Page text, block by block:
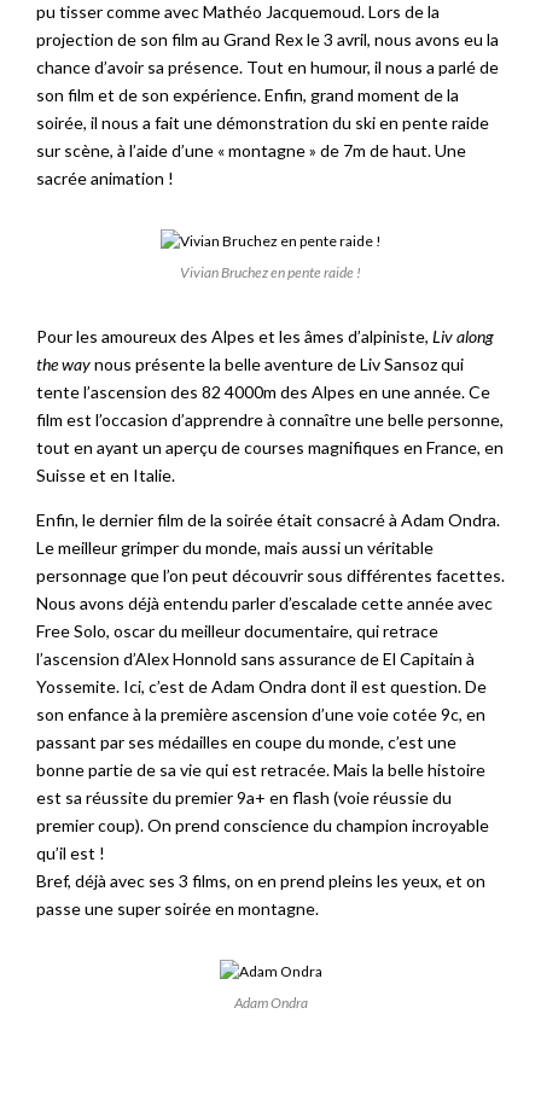
pu tisser comme avec Mathéo Jacquemoud. Lors de la
projection de son film au Grand Rex le 3 avril, nous avons eu la
chance d’avoir sa présence. Tout en humour, il nous a parlé de
son film et de son expérience. Enfin, grand moment de la
soirée, il nous a fait une démonstration du ski en pente raide
sur scène, à l’aide d’une « montagne » de 7m de haut. Une
sacrée animation !
Vivian Bruchez en pente raide !
Pour les amoureux des Alpes et les âmes d’alpiniste, Liv along
the waynous présente la belle aventure de Liv Sansoz qui
tente l’ascension des 82 4000m des Alpes en une année. Ce
film est l’occasion d’apprendre à connaître une belle personne,
tout en ayant un aperçu de courses magnifiques en France, en
Suisse et en Italie.
Enfin, le dernier film de la soirée était consacré à Adam Ondra.
Le meilleur grimper du monde, mais aussi un véritable
personnage que l’on peut découvrir sous différentes facettes.
Nous avons déjà entendu parler d’escalade cette année avec
Free Solo, oscar du meilleur documentaire, qui retrace
l’ascension d’Alex Honnold sans assurance de El Capitain à
Yossemite. Ici, c’est de Adam Ondra dont il est question. De
son enfance à la première ascension d’une voie cotée 9c, en
passant par ses médailles en coupe du monde, c’est une
bonne partie de sa vie qui est retracée. Mais la belle histoire
est sa réussite du premier 9a+ en flash (voie réussie du
premier coup). On prend conscience du champion incroyable
qu’il est !
Bref, déjà avec ses 3 films, on en prend pleins les yeux, et on
passe une super soirée en montagne.
Adam Ondra